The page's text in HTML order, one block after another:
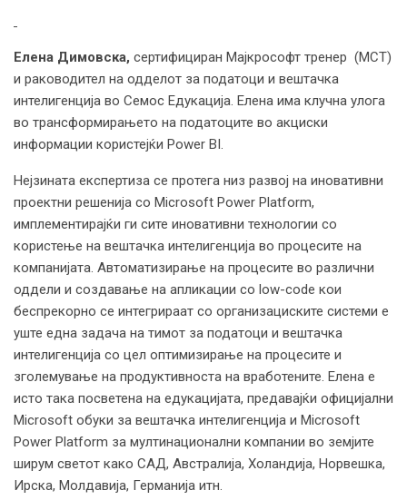
Елена Димовска, сертифициран Мајкрософт тренер (MCT)
и раководител на одделот за податоци и вештачка
интелигенција во Семос Едукација. Елена има клучна улога
во трансформирањето на податоците во акциски
информации користејќи Power BI.
Нејзината експертиза се протега низ развој на иновативни
проектни решенија со Microsoft Power Platform,
имплементирајќи ги сите иновативни технологии со
користење на вештачка интелигенција во процесите на
компанијата. Автоматизирање на процесите во различни
оддели и создавање на апликации со low-code кои
беспрекорно се интегрираат со организациските системи е
уште една задача на тимот за податоци и вештачка
интелигенција со цел оптимизирање на процесите и
зголемување на продуктивноста на вработените. Елена е
исто така посветена на едукацијата, предавајќи официјални
Microsoft обуки за вештачка интелигенција и Microsoft
Power Platform за мултинационални компании во земјите
ширум светот како САД, Австралија, Холандија, Норвешка,
Ирска, Молдавија, Германија итн.